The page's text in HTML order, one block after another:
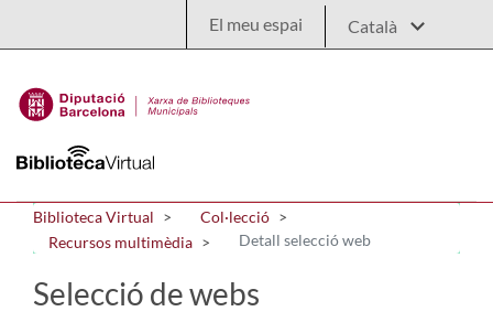
El meu espai
Biblioteca Virtual
Col·lecció
Recursos multimèdia
Detall selecció web
Selecció de webs